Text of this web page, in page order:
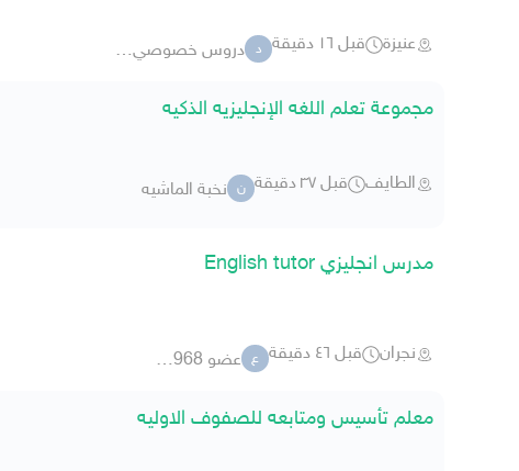
عنيزة قبل ١٦ دقيقة د دروس خصوصي لجميع المراحل
مجموعة تعلم اللغه الإنجليزيه الذكيه
الطايف قبل ٣٧ دقيقة ن نخبة الماشيه
مدرس انجليزي English tutor
نجران قبل ٤٦ دقيقة ع عضو 4160968
معلم تأسيس ومتابعه للصفوف الاوليه